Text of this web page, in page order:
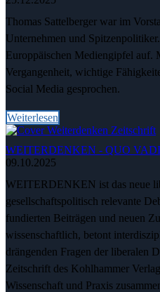
Thomas Sattelberger war im
Unternehmen und
Europpäischen Mediengipfel auf.
Vergangenheit, wichtige
Social Media gesprochen.
Weiterlesen
WEITERDENKEN - QUO
09.10.2025
WEITERDENKEN ist das neue
gesellschaftspolitisch relevante
fundierten Beiträgen und neuen
wissenschaftlich, betont
drängenden Fragen der liberalen
Zeitschrift des Kohlhammer
Wissenschaft und Praxis